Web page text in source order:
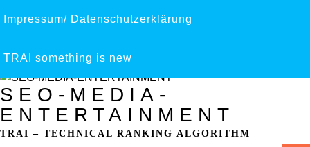
Skip
content
Impressum/ Datenschutzerklärung
TRAI something is new
SEO-MEDIA-
ENTERTAINMENT
TRAI – TECHNICAL RANKING ALGORITHM